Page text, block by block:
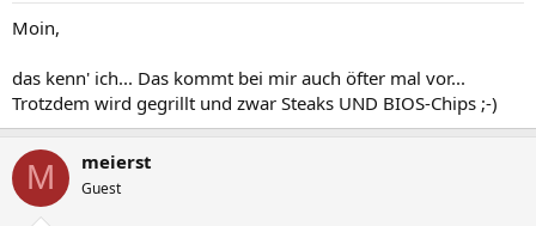
Moin,
das kenn' ich... Das kommt bei mir auch öfter mal vor...
Trotzdem wird gegrillt und zwar Steaks UND BIOS-Chips ;-)
M meierst
Guest